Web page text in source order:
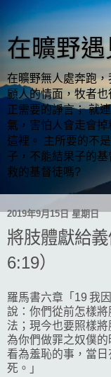
在曠野
在曠野無人處奔跑
顧人的情面，牧者
正需要的諍言； 就
氣，害怕人會走會
這裡。 主所要的不
子，不能結果子的
救的基督徒嗎?
2019年9月15日 星期日
將肢體獻給
6:19）
羅馬書六章「19 我
說：你們從前怎樣
法；現今也要照樣
為你們做罪之奴僕
看為羞恥的事，當
死。」